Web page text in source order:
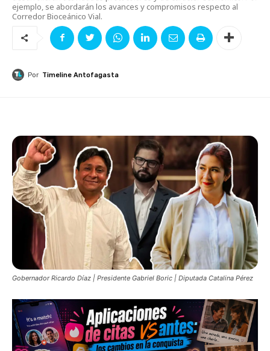
ejemplo, se abordarán los avances y compromisos respecto al
Corredor Bioceánico Vial.
Por Timeline Antofagasta
Gobernador Ricardo Díaz | Presidente Gabriel Boric | Diputada Catalina Pérez